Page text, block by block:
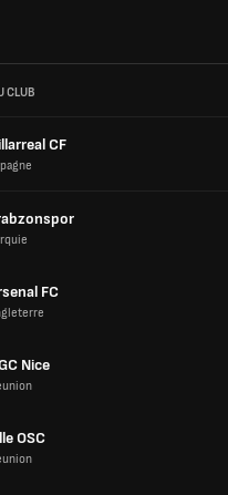
CLUB
CF
FC
Nice
OSC